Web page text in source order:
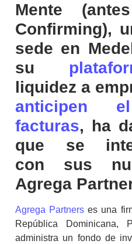
Mente
Confirming),
sede en
su
liquidez a
anticipen
facturas, ha
que se
con sus
Agrega
Agrega Partners es una
República
administra un fondo de